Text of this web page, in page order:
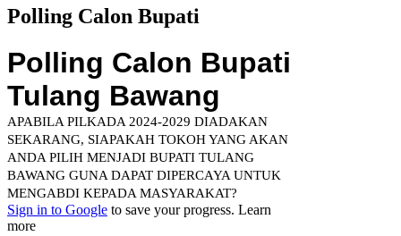
Polling Calon Bupati